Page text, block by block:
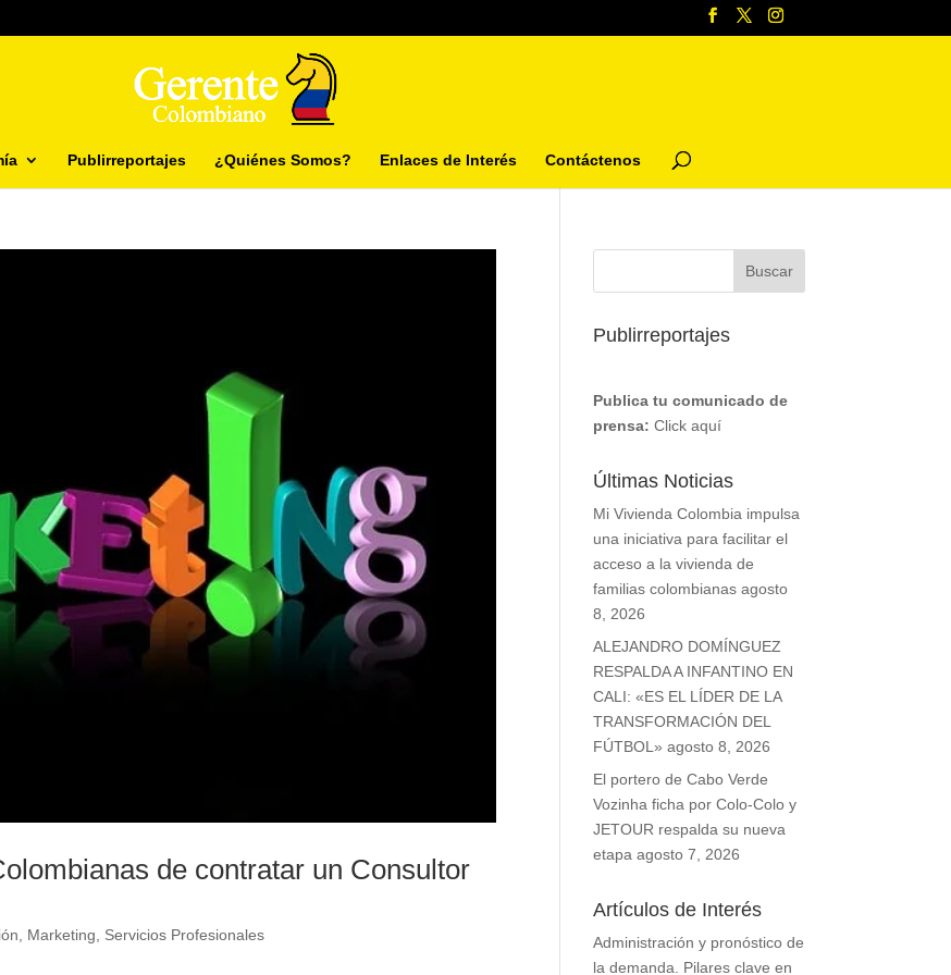
Publirreportajes ¿Quiénes Somos? Enlaces de Interés Contáctenos
de contratar un Consultor
Marketing Servicios Profesionales
Publirreportajes
Publica tu comunicado de
prensa: Click aquí
Últimas Noticias
Mi Vivienda Colombia impulsa
una iniciativa para facilitar el
acceso a la vivienda de
familias colombianas agosto
8, 2026
ALEJANDRO DOMÍNGUEZ
RESPALDA A INFANTINO EN
CALI: «ES EL LÍDER DE LA
TRANSFORMACIÓN DEL
FÚTBOL» agosto 8, 2026
El portero de Cabo Verde
Vozinha ficha por Colo-Colo y
JETOUR respalda su nueva
etapa agosto 7, 2026
Artículos de Interés
Administración y pronóstico de
la demanda. Pilares clave en